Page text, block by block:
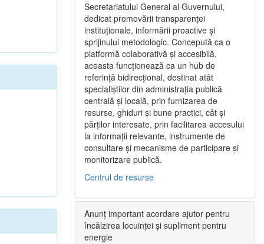
Secretariatului General al Guvernului,
dedicat promovării transparenței
instituționale, informării proactive și
sprijinului metodologic. Concepută ca o
platformă colaborativă și accesibilă,
aceasta funcționează ca un hub de
referință bidirecțional, destinat atât
specialiștilor din administrația publică
centrală și locală, prin furnizarea de
resurse, ghiduri și bune practici, cât și
părților interesate, prin facilitarea accesului
la informații relevante, instrumente de
consultare și mecanisme de participare și
monitorizare publică.
Centrul de resurse
Anunț important acordare ajutor pentru
încălzirea locuinței și supliment pentru
energie